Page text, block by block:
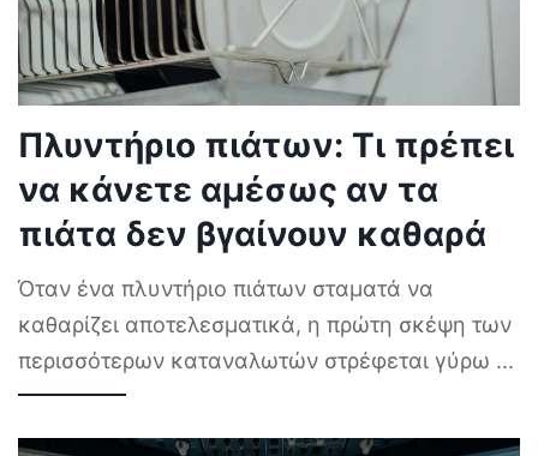
Πλυντήριο πιάτων: Τι πρέπει
να κάνετε αμέσως αν τα
πιάτα δεν βγαίνουν καθαρά
Όταν ένα πλυντήριο πιάτων σταματά να
καθαρίζει αποτελεσματικά, η πρώτη σκέψη των
περισσότερων καταναλωτών στρέφεται γύρω ...